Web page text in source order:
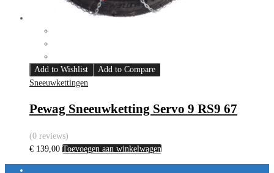
Add to Wishlist
Add to Compare
Sneeuwkettingen
Pewag Sneeuwketting Servo 9 RS9 67
(0 reviews)
€ 139,00 Toevoegen aan winkelwagen